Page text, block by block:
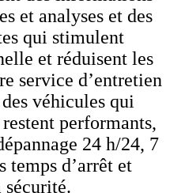
et analyses et des
qui stimulent
et réduisent les
service d’entretien
véhicules qui
performants,
24 h/24, 7
d’arrêt et